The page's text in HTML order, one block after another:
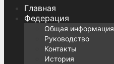
Главная
Федерация
Общая информация
Руководство
Контакты
История